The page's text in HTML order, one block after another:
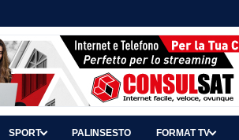
SPORT PALINSESTO FORMAT TV